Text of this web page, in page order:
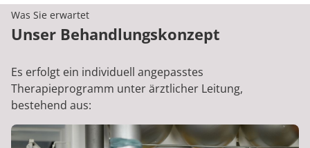
Was Sie erwartet
Unser Behandlungskonzept
Es erfolgt ein individuell angepasstes
Therapieprogramm unter ärztlicher Leitung,
bestehend aus: